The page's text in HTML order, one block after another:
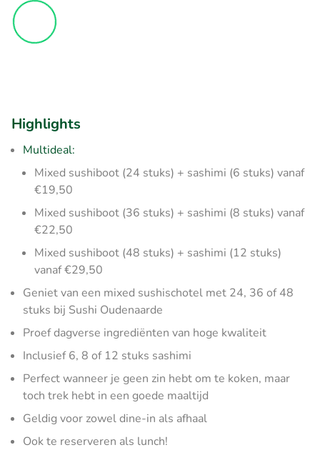
Highlights
Multideal:
Mixed sushiboot (24 stuks) + sashimi (6 stuks) vanaf
€19,50
Mixed sushiboot (36 stuks) + sashimi (8 stuks) vanaf
€22,50
Mixed sushiboot (48 stuks) + sashimi (12 stuks)
vanaf €29,50
Geniet van een mixed sushischotel met 24, 36 of 48
stuks bij Sushi Oudenaarde
Proef dagverse ingrediënten van hoge kwaliteit
Inclusief 6, 8 of 12 stuks sashimi
Perfect wanneer je geen zin hebt om te koken, maar
toch trek hebt in een goede maaltijd
Geldig voor zowel dine-in als afhaal
Ook te reserveren als lunch!